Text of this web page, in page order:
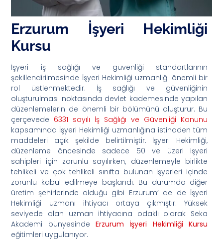
Erzurum İşyeri Hekimliği
Kursu
İşyeri iş sağlığı ve güvenliği standartlarının
şekillendirilmesinde İşyeri Hekimliği uzmanlığı önemli bir
rol üstlenmektedir. İş sağlığı ve güvenliğinin
oluşturulması noktasında devlet kademesinde yapılan
düzenlemelerin de önemli bir bölümünü oluşturur. Bu
çerçevede 6331 sayılı İş Sağlığı ve Güvenliği Kanunu
kapsamında İşyeri Hekimliği uzmanlığına istinaden tüm
maddeleri açık şekilde belirtilmiştir. İşyeri Hekimliği,
düzenleme öncesinde sadece 50 ve üzeri işyeri
sahipleri için zorunlu sayılırken, düzenlemeyle birlikte
tehlikeli ve çok tehlikeli sınıfta bulunan işyerleri içinde
zorunlu kabul edilmeye başlandı. Bu durumda diğer
üretim şehirlerinde olduğu gibi Erzurum’ de de İşyeri
Hekimliği uzmanı ihtiyacı ortaya çıkmıştır. Yüksek
seviyede olan uzman ihtiyacına odaklı olarak Seka
Akademi bünyesindeErzurum İşyeri Hekimliği Kursu
eğitimleri uygulanıyor.